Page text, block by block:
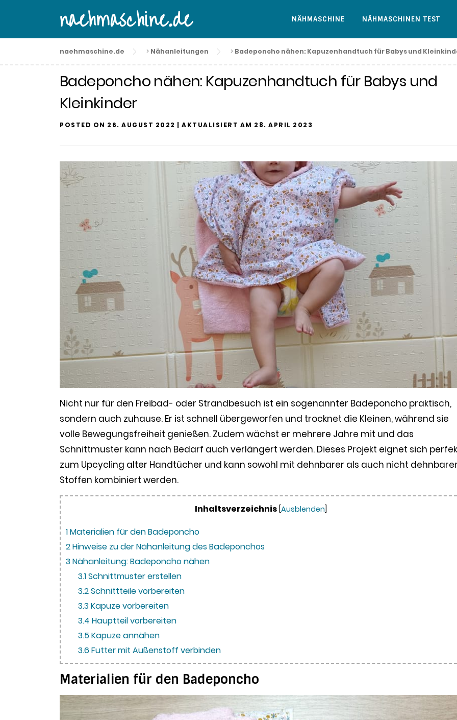
content
naehmaschine.de NÄHMASCHINE NÄHMASCHINEN TEST
naehmaschine.de > Nähanleitungen > Badeponcho nähen: Kapuzenhandtuch für Babys und
Badeponcho nähen: Kapuzenhandtuch für Babys und
Kleinkinder
POSTED ON 26. AUGUST 2022 | AKTUALISIERT AM 28. APRIL 2023
Nicht nur für den Freibad- oder Strandbesuch ist ein sogenannter Badeponcho praktisch,
sondern auch zuhause. Er ist schnell übergeworfen und trocknet die Kleinen, während sie
volle Bewegungsfreiheit genießen. Zudem wächst er mehrere Jahre mit und das
Schnittmuster kann nach Bedarf auch verlängert werden. Dieses Projekt eignet sich
zum Upcycling alter Handtücher und kann sowohl mit dehnbarer als auch nicht
Stoffen kombiniert werden.
Inhaltsverzeichnis [Ausblenden]
1Materialien für den Badeponcho
2Hinweise zu der Nähanleitung des Badeponchos
3Nähanleitung: Badeponcho nähen
3.1Schnittmuster erstellen
3.2Schnittteile vorbereiten
3.3Kapuze vorbereiten
3.4 Hauptteil vorbereiten
3.5Kapuze annähen
3.6 Futter mit Außenstoff verbinden
Materialien für den Badeponcho